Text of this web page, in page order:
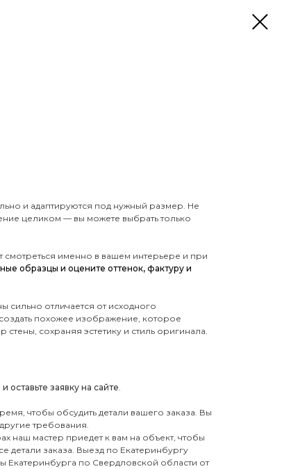
и адаптируются под нужный размер. Не
целиком — вы можете выбрать только
смотреться именно в вашем интерьере и при
образцы и оцените оттенок, фактуру и
сильно отличается от исходного
похожее изображение, которое
сохраняя эстетику и стиль оригинала.
заявку на сайте.
чтобы обсудить детали вашего заказа. Вы
требования.
наш мастер приедет к вам на объект, чтобы
детали заказа. Выезд по Екатеринбургу
Екатеринбурга по Свердловской области от